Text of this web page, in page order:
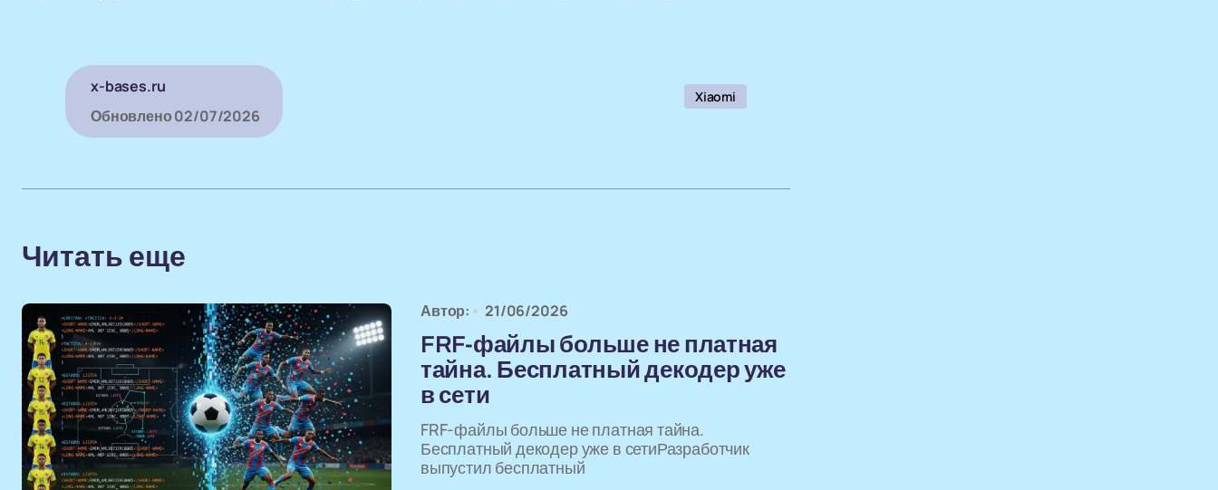
x-bases.ru
Обновлено02/07/2026
Xiaomi
Читать еще
Автор: 21/06/2026
FRF-файлы больше не платная
тайна. Бесплатный декодер уже
в сети
FRF-файлы больше не платная тайна.
Бесплатный декодер уже в сетиРазработчик
выпустил бесплатный